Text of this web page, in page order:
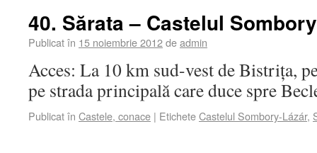
40. Sărata – Castelul
Publicat în 15 noiembrie 2012deadmin
Acces: La 10 km sud-vest de Bistriţa,
pe strada principală care duce spre
Publicat în Castele, conace | EticheteCastelul Sombory-Lázár,